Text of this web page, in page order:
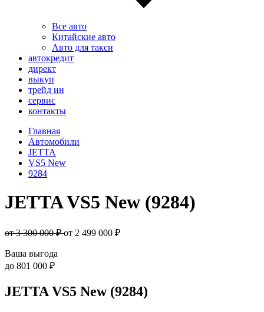
Все авто
Китайские авто
Авто для такси
автокредит
директ
выкуп
трейд ин
сервис
контакты
Главная
Автомобили
JETTA
VS5 New
9284
JETTA VS5 New (9284)
от 3 300 000 ₽от 2 499 000 ₽
Ваша выгода
до 801 000 ₽
JETTA VS5 New (9284)